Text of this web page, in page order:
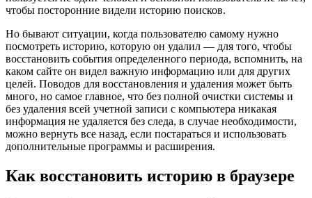
чтобы посторонние видели историю поисков.
Но бывают ситуации, когда пользователю самому нужно
посмотреть историю, которую он удалил — для того, чтобы
восстановить события определенного периода, вспомнить, на
каком сайте он видел важную информацию или для других
целей. Поводов для восстановления и удаления может быть
много, но самое главное, что без полной очистки системы и
без удаления всей учетной записи с компьютера никакая
информация не удаляется без следа, в случае необходимости,
можно вернуть все назад, если постараться и использовать
дополнительные программы и расширения.
Как восстановить историю в браузере